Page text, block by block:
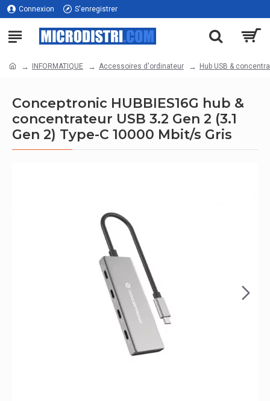
Connexion S'enregistrer
INFORMATIQUE Accessoires d'ordinateur Hub USB &
Conceptronic HUBBIES16G hub &
concentrateur USB 3.2 Gen 2 (3.1
Gen 2) Type-C 10000 Mbit/s Gris